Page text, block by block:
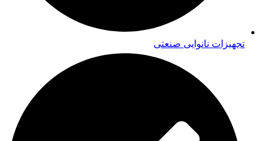
تجهیزات نانوایی صنعتی